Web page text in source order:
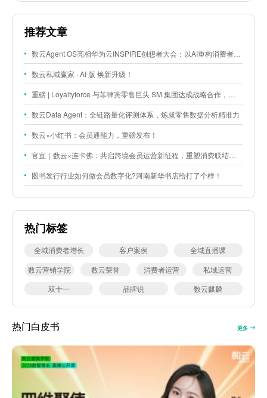
推荐文章
数云Agent OS亮相华为云INSPIRE创想者大会：以AI重构消费者运营与零售营销新范式
数云私域赢家 · AI 版 焕新升级！
重磅 | Loyaltyforce 与菲律宾零售巨头 SM 集团达成战略合作，携手开启 SMAC 会员数智化运营新征程
数云Data Agent：全链路量化评测体系，炼就零售数据分析精准力
数云×小红书：会员通能力，重磅发布！
官宣｜数云×连卡佛：共启跨境会员运营新征程，重塑消费联结新体验
图书发行行业如何做会员数字化?河南新华书店给打了个样！
热门标签
全域消费者增长 客户案例
全域直播课
数云营销学院
数云荣誉 消费者运营
私域运营
双十一
品牌说 数云麒麟
热门白皮书 更多